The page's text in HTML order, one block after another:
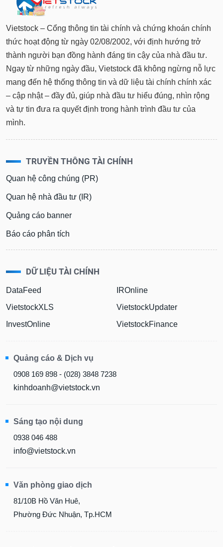
Vietstock – Cổng thông tin tài chính và chứng khoán chính
thức hoạt động từ ngày 02/08/2002, với định hướng trở
thành người bạn đồng hành đáng tin cậy của nhà đầu tư.
Ngay từ những ngày đầu, Vietstock đã không ngừng nỗ lực
mang đến hệ thống thông tin và dữ liệu tài chính chính xác
– cập nhật – đầy đủ, giúp nhà đầu tư hiểu đúng, nhìn rộng
và tự tin đưa ra quyết định trong hành trình đầu tư của
mình.
TRUYỀN THÔNG TÀI CHÍNH
Quan hệ công chúng (PR)
Quan hệ nhà đầu tư (IR)
Quảng cáo banner
Báo cáo phân tích
DỮ LIỆU TÀI CHÍNH
DataFeed
VietstockXLS
InvestOnline
IROnline
VietstockUpdater
VietstockFinance
Quảng cáo & Dịch vụ
0908 169 898 - (028) 3848 7238
kinhdoanh@vietstock.vn
Sáng tạo nội dung
0938 046 488
info@vietstock.vn
Văn phòng giao dịch
81/10B Hồ Văn Huê,
Phường Đức Nhuận, Tp.HCM